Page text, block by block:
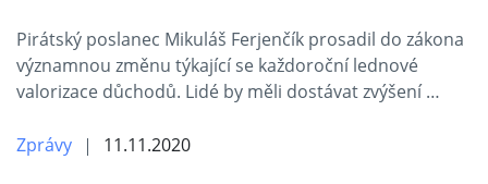
Pirátský poslanec Mikuláš Ferjenčík prosadil do zákona
významnou změnu týkající se každoroční lednové
valorizace důchodů. Lidé by měli dostávat zvýšení …
Zprávy 11.11.2020